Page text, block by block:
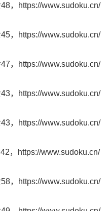
，
https://www.sudoku.cn/
，
https://www.sudoku.cn/
，
https://www.sudoku.cn/
，
https://www.sudoku.cn/
，
https://www.sudoku.cn/
，
https://www.sudoku.cn/
，
https://www.sudoku.cn/